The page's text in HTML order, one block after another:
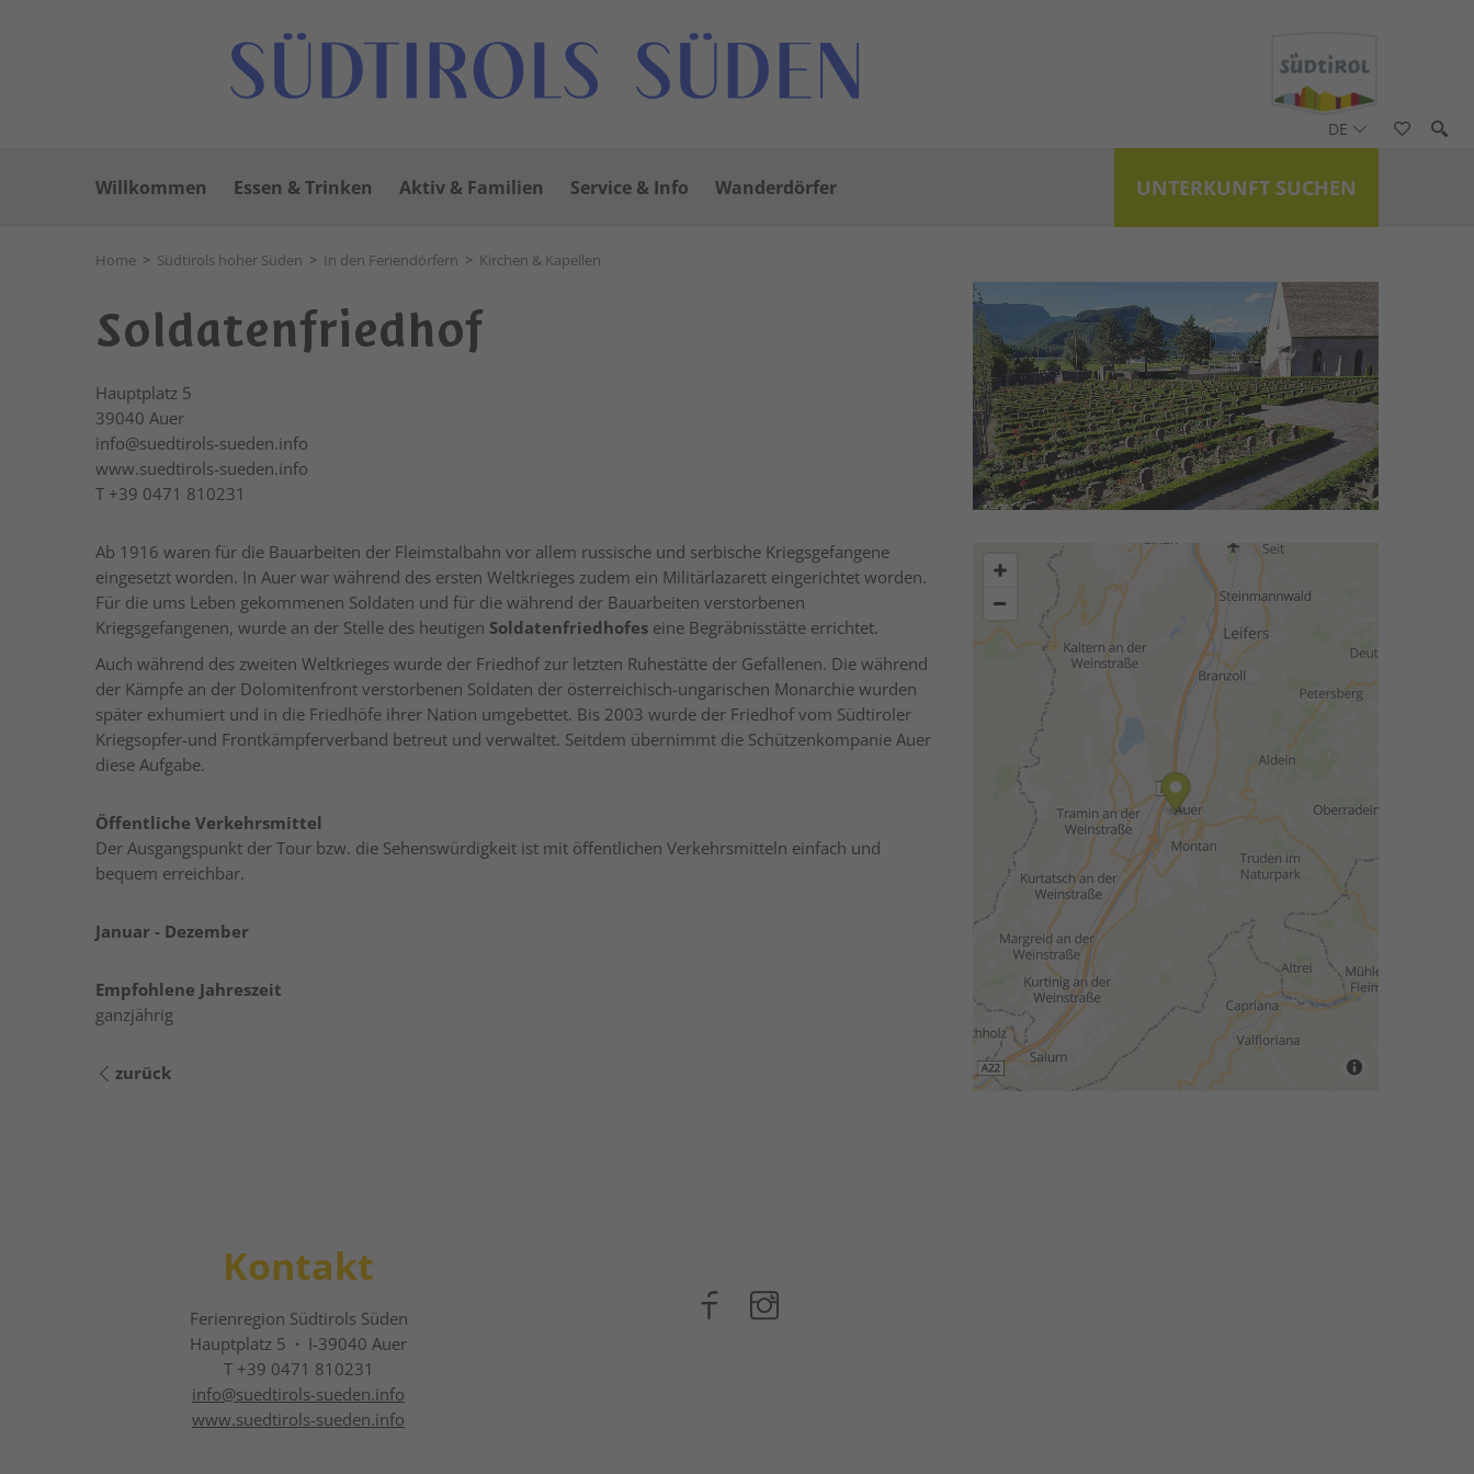
DE
UNTERKUNFT SUCHEN
Willkommen Essen & Trinken Aktiv & Familien Service & Info Wanderdörfer
Home > Südtirols hoher Süden > In den Feriendörfern > Kirchen & Kapellen
Soldatenfriedhof
Hauptplatz 5
39040 Auer
info@suedtirols-sueden.info
www.suedtirols-sueden.info
T +39 0471 810231
Ab 1916 waren für die Bauarbeiten der Fleimstalbahn vor allem russische und serbische Kriegsgefangene
eingesetzt worden. In Auer war während des ersten Weltkrieges zudem ein Militärlazarett eingerichtet worden.
Für die ums Leben gekommenen Soldaten und für die während der Bauarbeiten verstorbenen
Kriegsgefangenen, wurde an der Stelle des heutigen Soldatenfriedhofes eine Begräbnisstätte errichtet.
Auch während des zweiten Weltkrieges wurde der Friedhof zur letzten Ruhestätte der Gefallenen. Die während
der Kämpfe an der Dolomitenfront verstorbenen Soldaten der österreichisch-ungarischen Monarchie wurden
später exhumiert und in die Friedhöfe ihrer Nation umgebettet. Bis 2003 wurde der Friedhof vom Südtiroler
Kriegsopfer-und Frontkämpferverband betreut und verwaltet. Seitdem übernimmt die Schützenkompanie Auer
diese Aufgabe.
Öffentliche Verkehrsmittel
Der Ausgangspunkt der Tour bzw. die Sehenswürdigkeit ist mit öffentlichen Verkehrsmitteln einfach und
bequem erreichbar.
Januar - Dezember
Empfohlene Jahreszeit
ganzjährig
zurück
Kontakt
Ferienregion Südtirols Süden
Hauptplatz 5 · I-39040 Auer
T +39 0471 810231
info@suedtirols-sueden.info
www.suedtirols-sueden.info